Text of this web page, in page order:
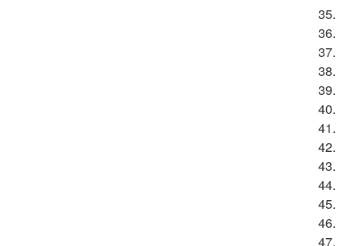
35.
36.
37.
38.
39.
40.
41.
42.
43.
44.
45.
46.
47.